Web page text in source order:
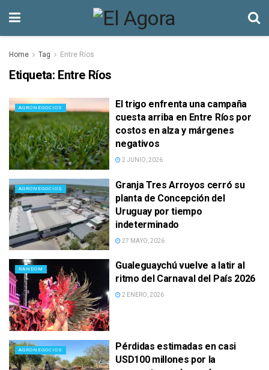
Home Tag Entre Ríos
Etiqueta: Entre Ríos
AGRONEGOCIOS
El trigo enfrenta una campaña
cuesta arriba en Entre Ríos por
costos en alza y márgenes
negativos
2 JUNIO, 2026
AGRONEGOCIOS
Granja Tres Arroyos cerró su
planta de Concepción del
Uruguay por tiempo
indeterminado
27 MAYO, 2026
RANDOM
Gualeguaychú vuelve a latir al
ritmo del Carnaval del País 2026
2 ENERO, 2026
AGRONEGOCIOS
Pérdidas estimadas en casi
USD100 millones por la